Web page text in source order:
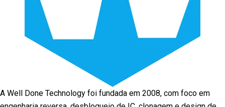
A Well Done Technology foi fundada em 2008, com foco em